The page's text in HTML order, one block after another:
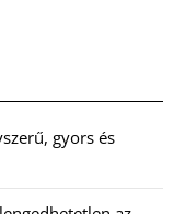
gyors és